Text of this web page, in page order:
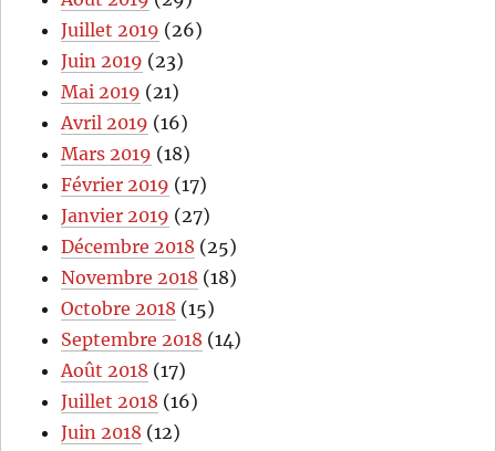
Juillet 2019 (26)
Juin 2019 (23)
Mai 2019 (21)
Avril 2019 (16)
Mars 2019 (18)
Février 2019 (17)
Janvier 2019 (27)
Décembre 2018 (25)
Novembre 2018 (18)
Octobre 2018 (15)
Septembre 2018 (14)
Août 2018 (17)
Juillet 2018 (16)
Juin 2018 (12)